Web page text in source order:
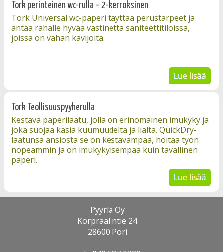
Tork perinteinen wc-rulla – 2-kerroksinen
Tork Universal wc-paperi täyttää perustarpeet ja
antaa rahalle hyvää vastinetta saniteettitiloissa,
joissa on vähän kävijöitä.
Tork Teollisuuspyyherulla
Kestävä paperilaatu, jolla on erinomainen imukyky ja
joka suojaa käsiä kuumuudelta ja lialta. QuickDry-
laatunsa ansiosta se on kestävämpää, hoitaa työn
nopeammin ja on imukykyisempää kuin tavallinen
paperi.
Pyyrla Oy
Korpraalintie 24
28600 Pori